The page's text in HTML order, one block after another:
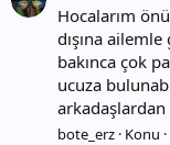
Hocalarım
dışına
bakınca çok
ucuza
bote_erz Konu